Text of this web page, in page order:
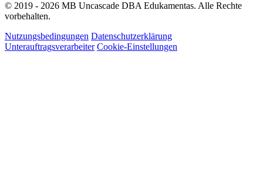
© 2019 - 2026 MB Uncascade DBA Edukamentas. Alle Rechte
vorbehalten.
Nutzungsbedingungen Datenschutzerklärung
Unterauftragsverarbeiter Cookie-Einstellungen